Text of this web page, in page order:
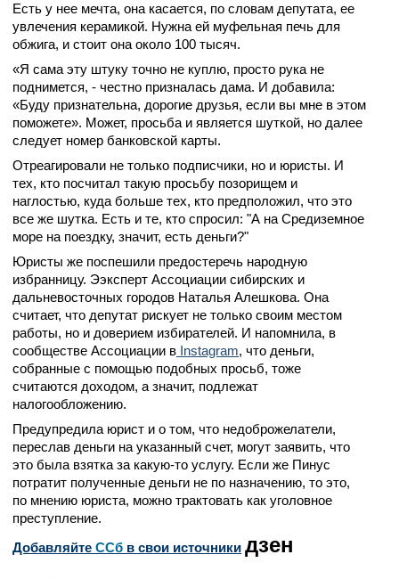
Есть у нее мечта, она касается, по словам депутата, ее
увлечения керамикой. Нужна ей муфельная печь для
обжига, и стоит она около 100 тысяч.
«Я сама эту штуку точно не куплю, просто рука не
поднимется, - честно призналась дама. И добавила:
«Буду признательна, дорогие друзья, если вы мне в этом
поможете». Может, просьба и является шуткой, но далее
следует номер банковской карты.
Отреагировали не только подписчики, но и юристы. И
тех, кто посчитал такую просьбу позорищем и
наглостью, куда больше тех, кто предположил, что это
все же шутка. Есть и те, кто спросил: "А на Средиземное
море на поездку, значит, есть деньги?"
Юристы же поспешили предостеречь народную
избранницу. Ээксперт Ассоциации сибирских и
дальневосточных городов Наталья Алешкова. Она
считает, что депутат рискует не только своим местом
работы, но и доверием избирателей. И напомнила, в
сообществе Ассоциации в Instagram, что деньги,
собранные с помощью подобных просьб, тоже
считаются доходом, а значит, подлежат
налогообложению.
Предупредила юрист и о том, что недоброжелатели,
переслав деньги на указанный счет, могут заявить, что
это была взятка за какую-то услугу. Если же Пинус
потратит полученные деньги не по назначению, то это,
по мнению юриста, можно трактовать как уголовное
преступление.
Добавляйте CСб в свои источники дзен